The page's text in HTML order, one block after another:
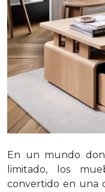
En un mundo
limitado, los
convertido en una